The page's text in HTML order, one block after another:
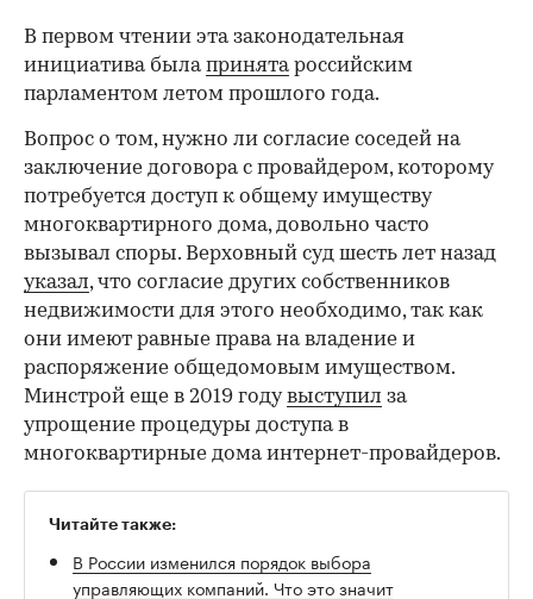
В первом чтении эта законодательная
инициатива былапринятароссийским
парламентом летом прошлого года.
Вопрос о том, нужно ли согласие соседей на
заключение договора с провайдером, которому
потребуется доступ к общему имуществу
многоквартирного дома, довольно часто
вызывал споры. Верховный суд шесть лет назад
указал, что согласие других собственников
недвижимости для этого необходимо, так как
они имеют равные права на владение и
распоряжение общедомовым имуществом.
Минстрой еще в 2019 годувыступил за
упрощение процедуры доступа в
многоквартирные дома интернет-провайдеров.
Читайте также:
В России изменился порядок выбора
управляющих компаний. Что это значит